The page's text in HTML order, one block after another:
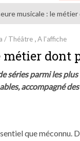
musicale : le métier
/ Théâtre A l'affiche
dont
séries parmi les
accompagné
que méconnu.